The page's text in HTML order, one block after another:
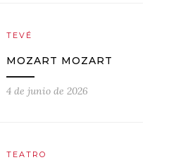
TEVÉ
MOZART MOZART
4 de junio de 2026
TEATRO